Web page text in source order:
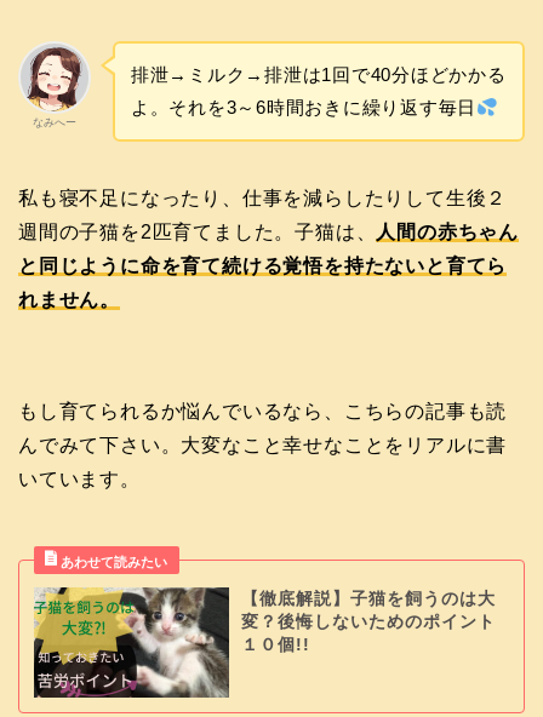
なみへー
排泄→ミルク→排泄は1回で40分ほどかかる
よ。それを3～6時間おきに繰り返す毎日
私も寝不足になったり、仕事を減らしたりして生後２
週間の子猫を2匹育てました。子猫は、
人間の赤ちゃん
と同じように命を育て続ける覚悟を持たないと育てら
れません。
もし育てられるか悩んでいるなら、こちらの記事も読
んでみて下さい。大変なこと幸せなことをリアルに書
いています。
【徹底解説】子猫を飼うのは大
変？後悔しないためのポイント
１０個!!